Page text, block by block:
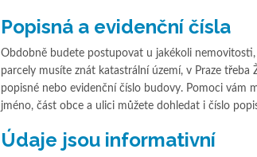
Popisná a evidenční čísla
Obdobně budete postupovat u jakékoli
parcely musíte znát katastrální území, v Praze
popisné nebo evidenční číslo budovy. Pomoci vám
jméno, část obce a ulici můžete dohledat i číslo
Údaje jsou informativní